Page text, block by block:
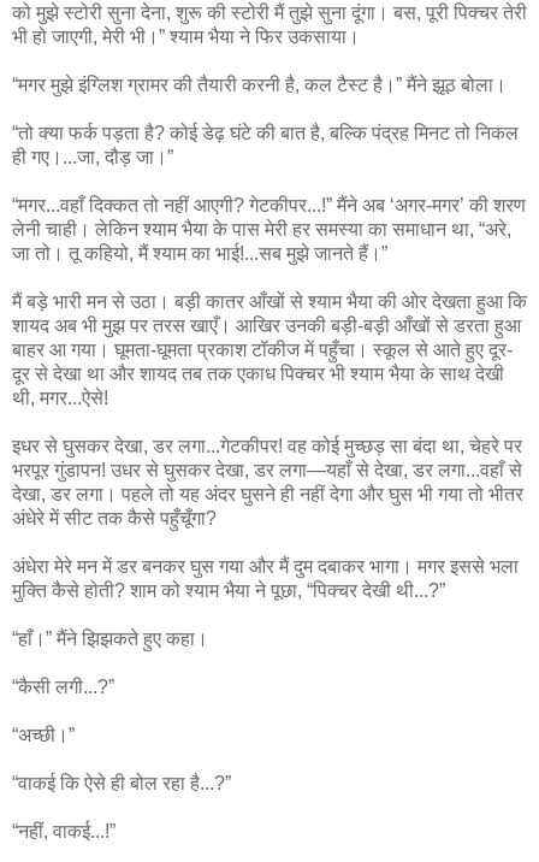
को मुझे स्टोरी सुना देना, शुरू की स्टोरी मैं तुझे सुना दूंगा। बस, पूरी पिक्चर तेरी
भी हो जाएगी, मेरी भी।” श्याम भैया ने फिर उकसाया।
“मगर मुझे इंग्लिश ग्रामर की तैयारी करनी है, कल टैस्ट है।” मैंने झूठ बोला।
“तो क्या फर्क पड़ता है? कोई डेढ़ घंटे की बात है, बल्कि पंद्रह मिनट तो निकल
ही गए।...जा, दौड़ जा।”
“मगर...वहाँ दिक्कत तो नहीं आएगी? गेटकीपर...!” मैंने अब ‘अगर-मगर’ की शरण
लेनी चाही। लेकिन श्याम भैया के पास मेरी हर समस्या का समाधान था, “अरे,
जा तो। तू कहियो, मैं श्याम का भाई!...सब मुझे जानते हैं।”
मैं बड़े भारी मन से उठा। बड़ी कातर आँखों से श्याम भैया की ओर देखता हुआ कि
शायद अब भी मुझ पर तरस खाएँ। आखिर उनकी बड़ी-बड़ी आँखों से डरता हुआ
बाहर आ गया। घूमता-घूमता प्रकाश टॉकीज में पहुँचा। स्कूल से आते हुए दूर-
दूर से देखा था और शायद तब तक एकाध पिक्चर भी श्याम भैया के साथ देखी
थी, मगर...ऐसे!
इधर से घुसकर देखा, डर लगा...गेटकीपर! वह कोई मुच्छड़ सा बंदा था, चेहरे पर
भरपूर गुंडापन! उधर से घुसकर देखा, डर लगा—यहाँ से देखा, डर लगा...वहाँ से
देखा, डर लगा। पहले तो यह अंदर घुसने ही नहीं देगा और घुस भी गया तो भीतर
अंधेरे में सीट तक कैसे पहुँचूँगा?
अंधेरा मेरे मन में डर बनकर घुस गया और मैं दुम दबाकर भागा। मगर इससे भला
मुक्ति कैसे होती? शाम को श्याम भैया ने पूछा, “पिक्चर देखी थी...?”
“हाँ।” मैंने झिझकते हुए कहा।
“कैसी लगी...?”
“अच्छी।”
“वाकई कि ऐसे ही बोल रहा है...?”
“नहीं, वाकई...!”